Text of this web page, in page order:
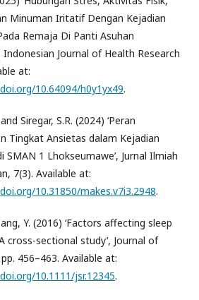
Minuman Iritatif Dengan Kejadian
Remaja Di Panti Asuhan
Indonesian Journal of Health Research
at:
10.64094/h0y1yx49.
Siregar, S.R. (2024) ‘Peran
Tingkat Ansietas dalam Kejadian
SMAN 1 Lhokseumawe’, Jurnal Ilmiah
7(3). Available at:
10.31850/makes.v7i3.2948.
Y. (2016) ‘Factors affecting sleep
cross-sectional study’, Journal of
456–463. Available at:
10.1111/jsr.12345.